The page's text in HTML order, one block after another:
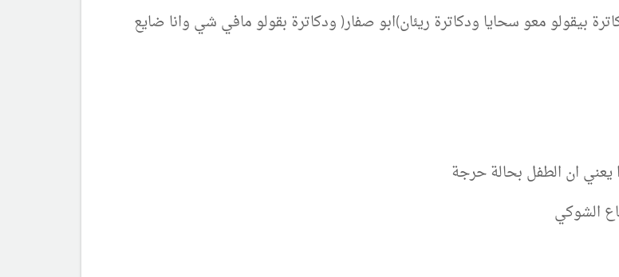
بيقولو معو سحايا ودكاترة ريئان)ابو صفار( ودكاترة بقولو مافي شي وانا ضايع
ان الطفل بحالة حرجة
الشوكي